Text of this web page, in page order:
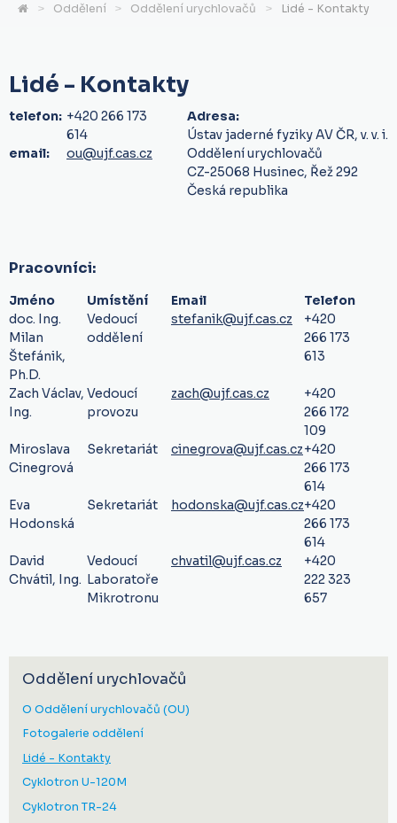
Oddělení Oddělení urychlovačů Lidé - Kontakty
Lidé - Kontakty
telefon: +420 266 173
614
email:
ou@ujf.cas.cz
Adresa:
Ústav jaderné fyziky AV ČR, v. v. i.
Oddělení urychlovačů
CZ-25068 Husinec, Řež 292
Česká republika
Pracovníci:
Jméno Umístění Email
Telefon
doc. Ing.
Milan
Štefánik,
Ph.D.
Vedoucí
oddělení
stefanik@ujf.cas.cz
+420
266 173
613
Zach Václav,
Ing.
Vedoucí
provozu
zach@ujf.cas.cz
+420
266 172
109
Miroslava
Cinegrová
Sekretariát cinegrova@ujf.cas.cz+420
266 173
614
Eva
Hodonská
Sekretariát hodonska@ujf.cas.cz+420
266 173
614
David
Chvátil, Ing.
Vedoucí
Laboratoře
Mikrotronu
chvatil@ujf.cas.cz
+420
222 323
657
Oddělení urychlovačů
O Oddělení urychlovačů (OU)
Fotogalerie oddělení
Lidé - Kontakty
Cyklotron U-120M
Cyklotron TR-24